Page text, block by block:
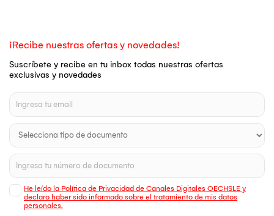
¡Recibe nuestras ofertas y novedades!
Suscríbete y recibe en tu inbox todas nuestras ofertas
exclusivas y novedades
He leído la Política de Privacidad de Canales Digitales OECHSLE y
declaro haber sido informado sobre el tratamiento de mis datos
personales.